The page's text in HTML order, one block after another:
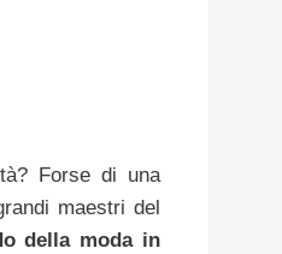
Forse di una
maestri del
della moda in